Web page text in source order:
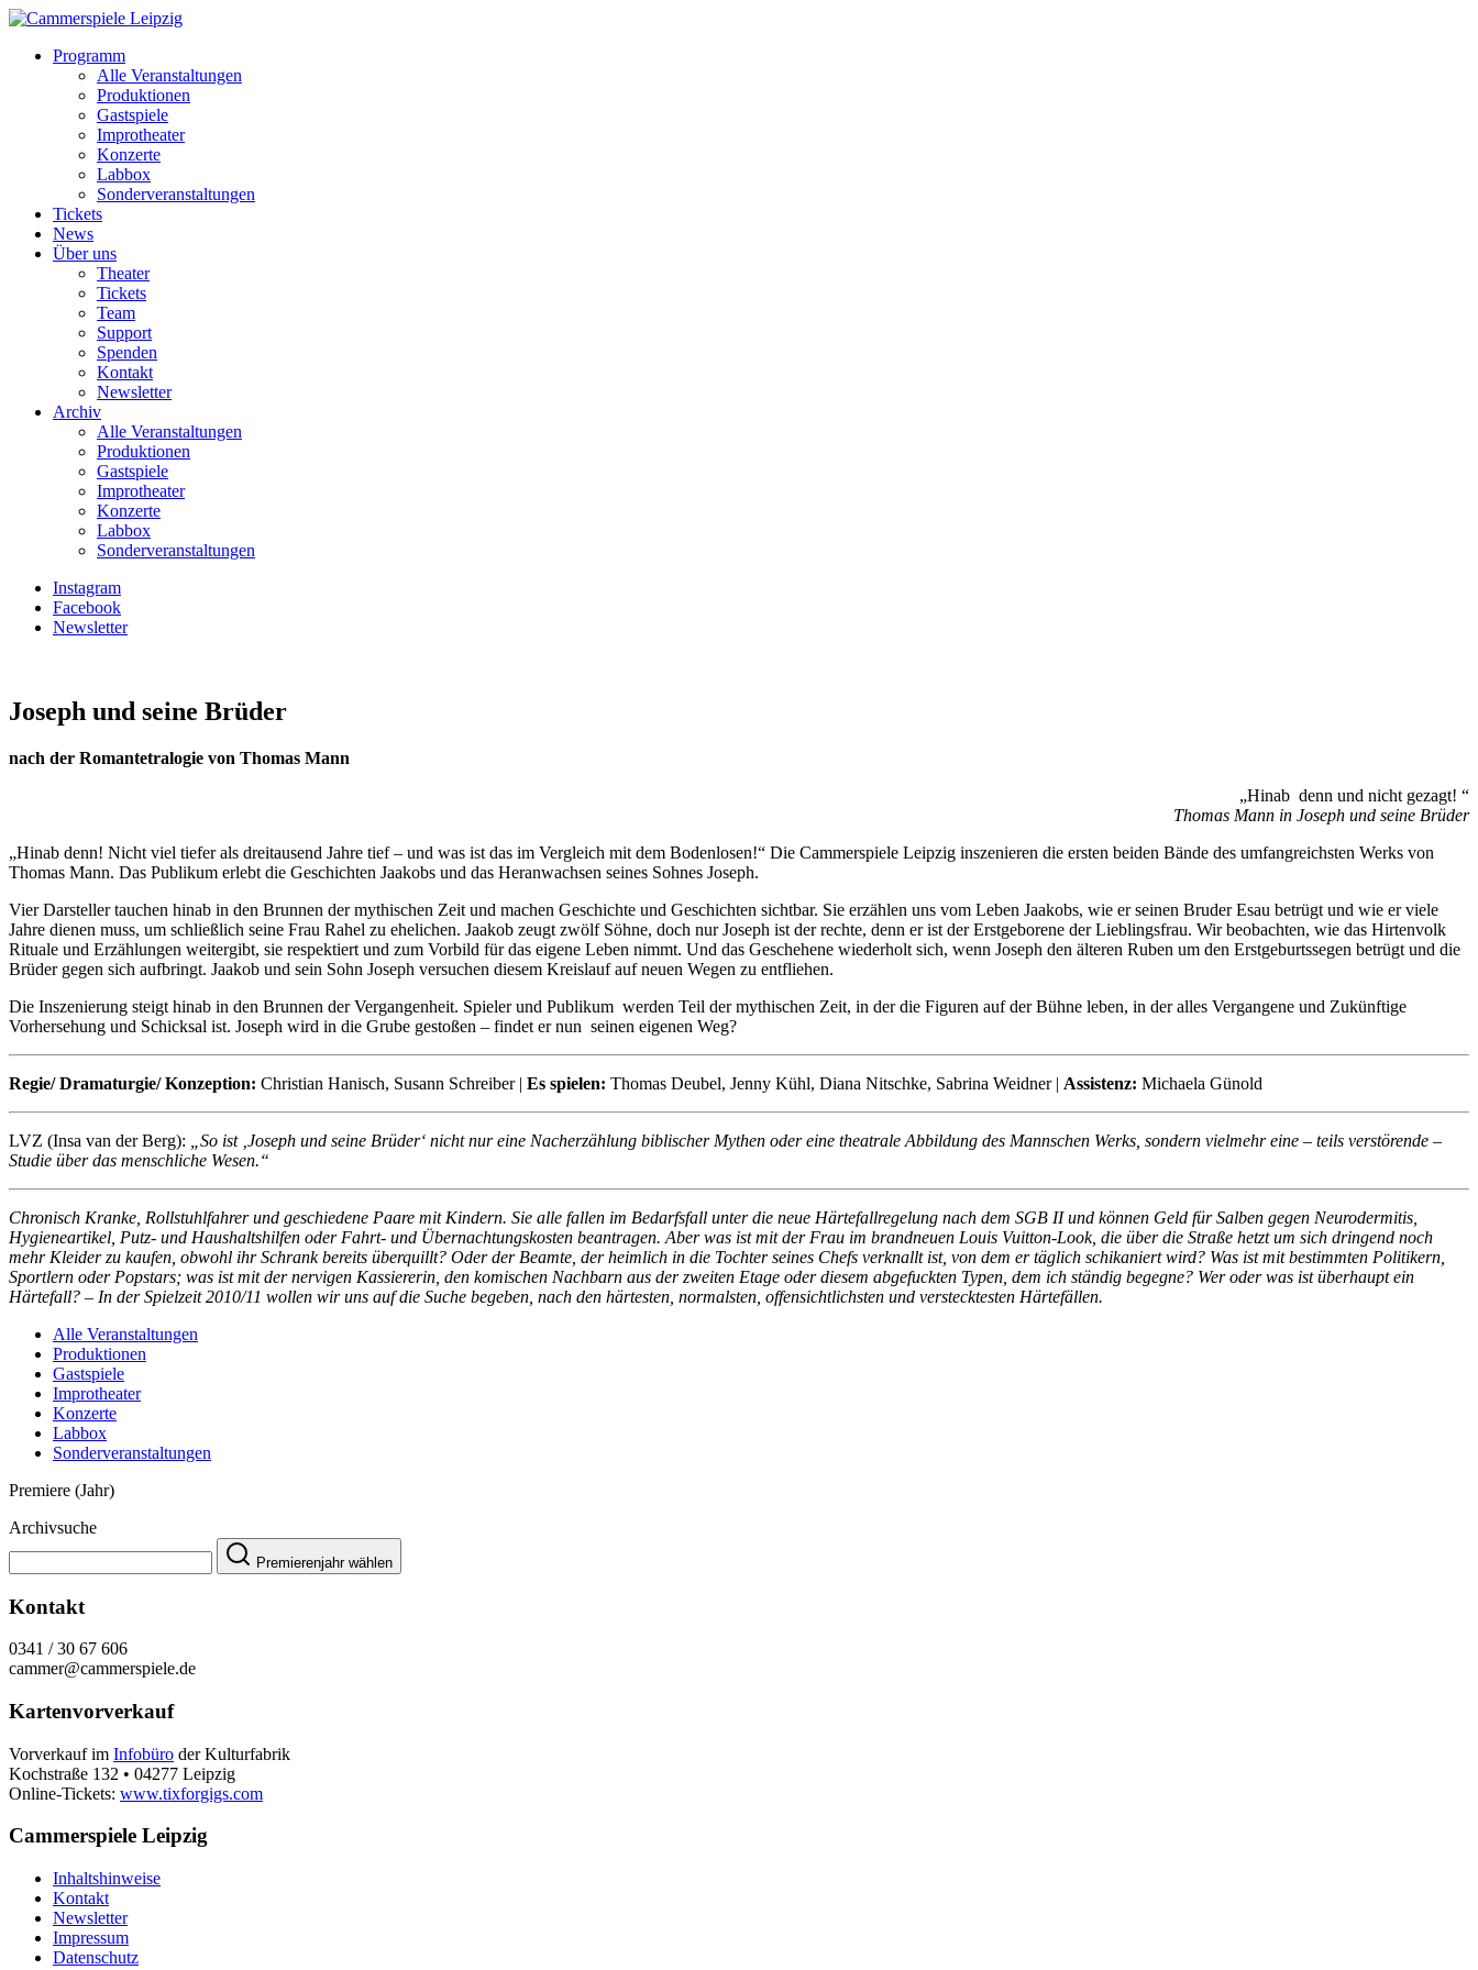
Programm
Alle Veranstaltungen
Produktionen
Gastspiele
Improtheater
Konzerte
Labbox
Sonderveranstaltungen
Tickets
News
Über uns
Theater
Tickets
Team
Support
Spenden
Kontakt
Newsletter
Archiv
Alle Veranstaltungen
Produktionen
Gastspiele
Improtheater
Konzerte
Labbox
Sonderveranstaltungen
Instagram
Facebook
Newsletter
Joseph und seine Brüder
nach der Romantetralogie von Thomas Mann
„Hinab denn und nicht gezagt! “
Thomas Mann in Joseph und seine Brüder
„Hinab denn! Nicht viel tiefer als dreitausend Jahre tief – und was ist das im Vergleich mit dem Bodenlosen!“ Die Cammerspiele Leipzig inszenieren die ersten beiden Bände des umfangreichsten Werks von
Thomas Mann. Das Publikum erlebt die Geschichten Jaakobs und das Heranwachsen seines Sohnes Joseph.
Vier Darsteller tauchen hinab in den Brunnen der mythischen Zeit und machen Geschichte und Geschichten sichtbar. Sie erzählen uns vom Leben Jaakobs, wie er seinen Bruder Esau betrügt und wie er viele
Jahre dienen muss, um schließlich seine Frau Rahel zu ehelichen. Jaakob zeugt zwölf Söhne, doch nur Joseph ist der rechte, denn er ist der Erstgeborene der Lieblingsfrau. Wir beobachten, wie das Hirtenvolk
Rituale und Erzählungen weitergibt, sie respektiert und zum Vorbild für das eigene Leben nimmt. Und das Geschehene wiederholt sich, wenn Joseph den älteren Ruben um den Erstgeburtssegen betrügt und die
Brüder gegen sich aufbringt. Jaakob und sein Sohn Joseph versuchen diesem Kreislauf auf neuen Wegen zu entfliehen.
Die Inszenierung steigt hinab in den Brunnen der Vergangenheit. Spieler und Publikum werden Teil der mythischen Zeit, in der die Figuren auf der Bühne leben, in der alles Vergangene und Zukünftige
Vorhersehung und Schicksal ist. Joseph wird in die Grube gestoßen – findet er nun seinen eigenen Weg?
Regie/ Dramaturgie/ Konzeption: Christian Hanisch, Susann Schreiber | Es spielen: Thomas Deubel, Jenny Kühl, Diana Nitschke, Sabrina Weidner | Assistenz: Michaela Günold
LVZ (Insa van der Berg):
„So ist ‚Joseph und seine Brüder‘ nicht nur eine Nacherzählung biblischer Mythen oder eine theatrale Abbildung des Mannschen Werks, sondern vielmehr eine – teils verstörende –
Studie über das menschliche Wesen.“
Chronisch Kranke, Rollstuhlfahrer und geschiedene Paare mit Kindern. Sie alle fallen im Bedarfsfall unter die neue Härtefallregelung nach dem SGB II und können Geld für Salben gegen Neurodermitis,
Hygieneartikel, Putz- und Haushaltshilfen oder Fahrt- und Übernachtungskosten beantragen. Aber was ist mit der Frau im brandneuen Louis Vuitton-Look, die über die Straße hetzt um sich dringend noch
mehr Kleider zu kaufen, obwohl ihr Schrank bereits überquillt? Oder der Beamte, der heimlich in die Tochter seines Chefs verknallt ist, von dem er täglich schikaniert wird? Was ist mit bestimmten Politikern,
Sportlern oder Popstars; was ist mit der nervigen Kassiererin, den komischen Nachbarn aus der zweiten Etage oder diesem abgefuckten Typen, dem ich ständig begegne? Wer oder was ist überhaupt ein
Härtefall? – In der Spielzeit 2010/11 wollen wir uns auf die Suche begeben, nach den härtesten, normalsten, offensichtlichsten und verstecktesten Härtefällen.
Alle Veranstaltungen
Produktionen
Gastspiele
Improtheater
Konzerte
Labbox
Sonderveranstaltungen
Premiere (Jahr)
Archivsuche
Premierenjahr wählen
Kontakt
0341 / 30 67 606
cammer@cammerspiele.de
Kartenvorverkauf
Vorverkauf im Infobüro der Kulturfabrik
Kochstraße 132 • 04277 Leipzig
Online-Tickets: www.tixforgigs.com
Cammerspiele Leipzig
Inhaltshinweise
Kontakt
Newsletter
Impressum
Datenschutz